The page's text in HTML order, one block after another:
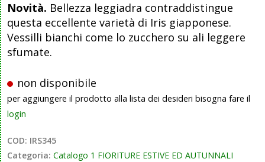
Novità. Bellezza leggiadra contraddistingue
questa eccellente varietà di Iris giapponese.
Vessilli bianchi come lo zucchero su ali leggere
sfumate.
non disponibile
per aggiungere il prodotto alla lista dei desideri bisogna fare il
login
COD: IRS345
Categoria: Catalogo 1 FIORITURE ESTIVE ED AUTUNNALI